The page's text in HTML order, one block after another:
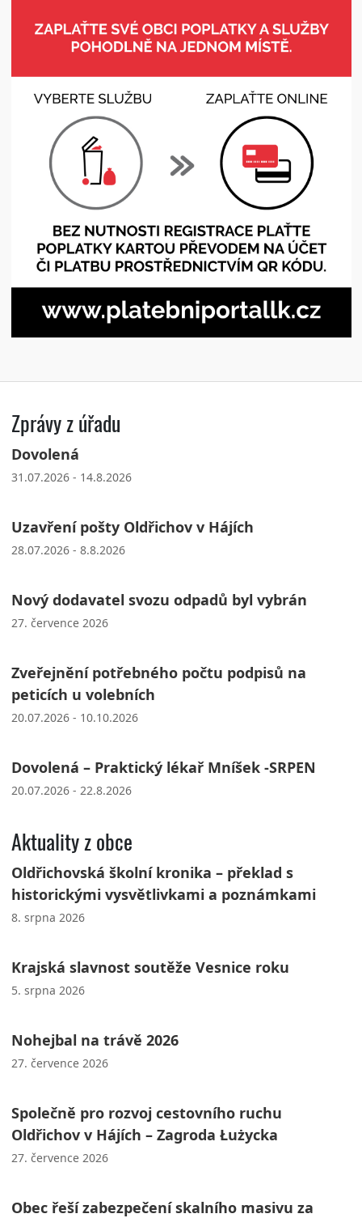
Zprávy z úřadu
Dovolená
31.07.2026 - 14.8.2026
Uzavření pošty Oldřichov v Hájích
28.07.2026 - 8.8.2026
Nový dodavatel svozu odpadů byl vybrán
27. července 2026
Zveřejnění potřebného počtu podpisů na
peticích u volebních
20.07.2026 - 10.10.2026
Dovolená – Praktický lékař Mníšek -SRPEN
20.07.2026 - 22.8.2026
Aktuality z obce
Oldřichovská školní kronika – překlad s
historickými vysvětlivkami a poznámkami
8. srpna 2026
Krajská slavnost soutěže Vesnice roku
5. srpna 2026
Nohejbal na trávě 2026
27. července 2026
Společně pro rozvoj cestovního ruchu
Oldřichov v Hájích – Zagroda Łużycka
27. července 2026
Obec řeší zabezpečení skalního masivu za